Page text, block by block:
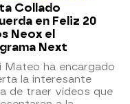
Collado
en Feliz 20
Neox el
Next
Mateo ha encargado
la interesante
de traer vídeos que